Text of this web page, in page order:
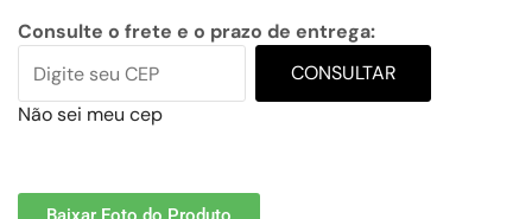
Consulte o frete e o prazo de entrega:
CONSULTAR
Não sei meu cep